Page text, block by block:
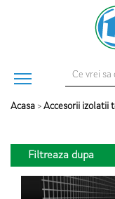
Acasa > Accesorii izolatii
Filtreaza dupa